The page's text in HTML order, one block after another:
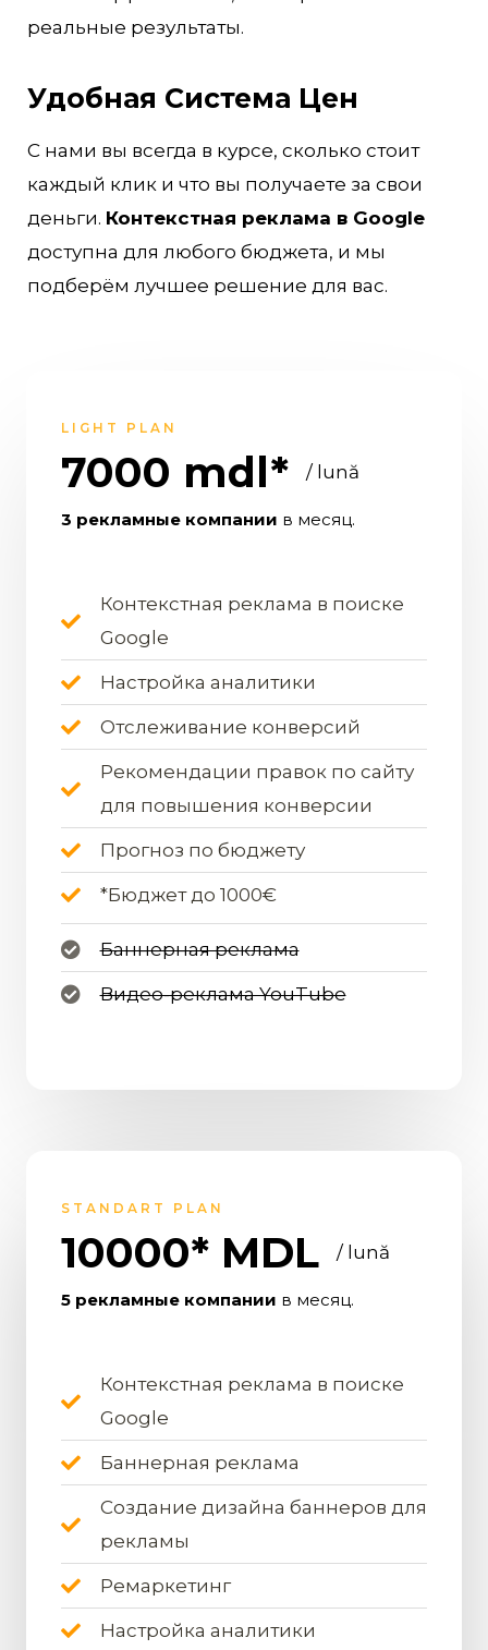
реальные результаты.
Удобная Система Цен
С нами вы всегда в курсе, сколько стоит
каждый клик и что вы получаете за свои
деньги. Контекстная реклама в Google
доступна для любого бюджета, и мы
подберём лучшее решение для вас.
LIGHT PLAN
7000 mdl* / lună
3 рекламные компании в месяц.
Контекстная реклама в поиске
Google
Настройка аналитики
Отслеживание конверсий
Рекомендации правок по сайту
для повышения конверсии
Прогноз по бюджету
*Бюджет до 1000€
Баннерная реклама
Видео-реклама YouTube
STANDART PLAN
10000* MDL / lună
5 рекламные компании в месяц.
Контекстная реклама в поиске
Google
Баннерная реклама
Создание дизайна баннеров для
рекламы
Ремаркетинг
Настройка аналитики